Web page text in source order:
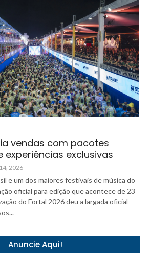
vendas com pacotes
experiências exclusivas
2026
e um dos maiores festivais de música do
oficial para edição que acontece de 23
do Fortal 2026 deu a largada oficial
Anuncie Aqui!